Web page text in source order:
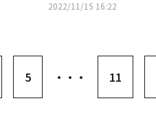
愛らしい魅力をアピールして
新しいストーリーを描いてい
フォト第1弾を公開した神話
トル曲のコンセプトポスタ
2022/11/15 16:22
5 ・・・ 11